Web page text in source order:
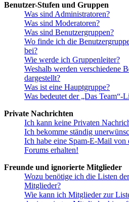
Benutzer-Stufen und Gruppen
Was sind Administratoren?
Was sind Moderatoren?
Was sind Benutzergruppen?
Wo finde ich die
bei?
Wie werde ich Gruppenleiter?
Weshalb werden verschiedene
dargestellt?
Was ist eine Hauptgruppe?
Was bedeutet der „Das Team“-
Private Nachrichten
Ich kann keine Privaten
Ich bekomme ständig
Ich habe eine Spam-E-Mail von
Forums erhalten!
Freunde und ignorierte Mitglieder
Wozu benötige ich die Listen
Mitglieder?
Wie kann ich Mitglieder zur